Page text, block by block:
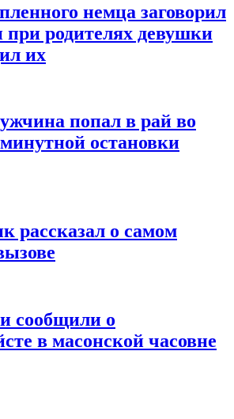
немца заговорил
при родителях девушки
их
попал в рай во
остановки
рассказал о самом
сообщили о
в масонской часовне